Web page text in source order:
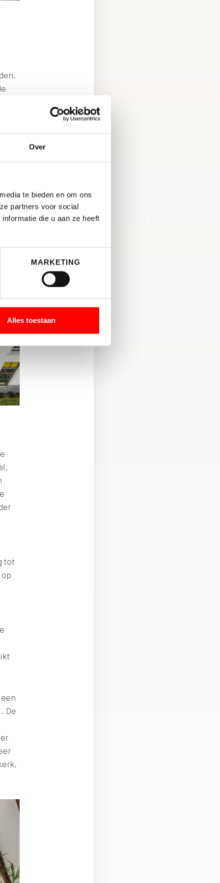
Over
te bieden en om ons
partners voor social
die u aan ze heeft
MARKETING
Alles toestaan
tot
De
,